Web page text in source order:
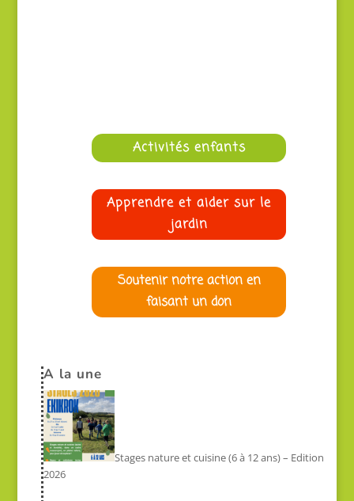
Activités enfants
Apprendre et aider sur le
jardin
Soutenir notre action en
faisant un don
A la une
Stages nature et cuisine (6 à 12 ans) – Edition
2026